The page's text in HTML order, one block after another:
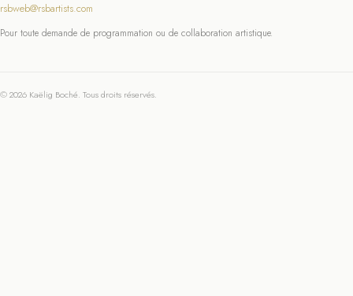
rsbweb@rsbartists.com
Pour toute demande de programmation ou de collaboration artistique.
© 2026 Kaëlig Boché. Tous droits réservés.